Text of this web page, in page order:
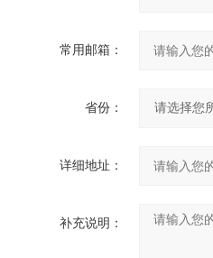
常用邮箱：
省份：
详细地址：
补充说明：